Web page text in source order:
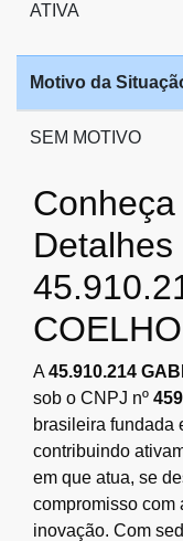
ATIVA
Motivo da
SEM MOTIVO
A45.910.214
sob o CNPJ nº
brasileira fundada
contribuindo
em que atua, se
compromisso com
inovação. Com